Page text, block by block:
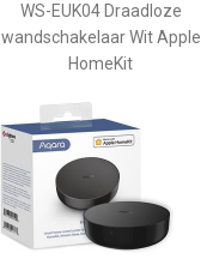
WS-EUK04 Draadloze
wandschakelaar Wit Apple
HomeKit